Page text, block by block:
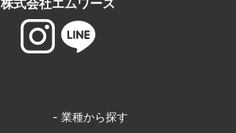
株式会社エムワース
- 業種から探す